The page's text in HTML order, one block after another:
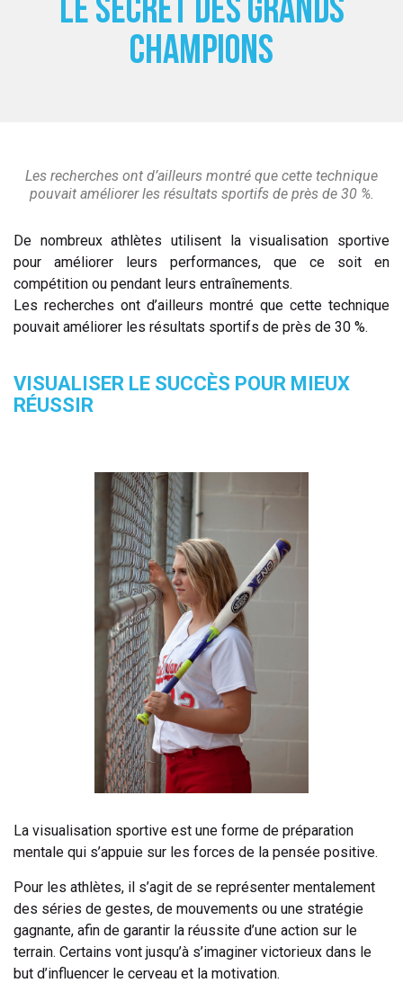
le secret des grands
champions
Les recherches ont d’ailleurs montré que cette technique
pouvait améliorer les résultats sportifs de près de 30 %.
De nombreux athlètes utilisent la visualisation sportive
pour améliorer leurs performances, que ce soit en
compétition ou pendant leurs entraînements.
Les recherches ont d’ailleurs montré que cette technique
pouvait améliorer les résultats sportifs de près de 30 %.
VISUALISER LE SUCCÈS POUR MIEUX
RÉUSSIR
La visualisation sportive est une forme de préparation
mentale qui s’appuie sur les forces de la pensée positive.
Pour les athlètes, il s’agit de se représenter mentalement
des séries de gestes, de mouvements ou une stratégie
gagnante, afin de garantir la réussite d’une action sur le
terrain. Certains vont jusqu’à s’imaginer victorieux dans le
but d’influencer le cerveau et la motivation.